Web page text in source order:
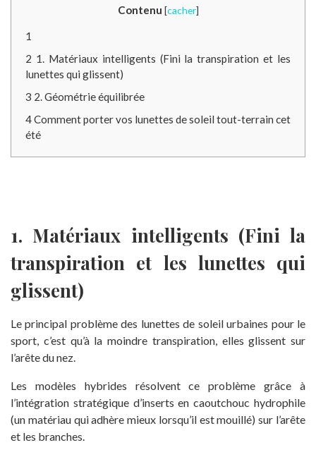
Contenu [cacher]
1
2 1. Matériaux intelligents (Fini la transpiration et les
lunettes qui glissent)
3 2. Géométrie équilibrée
4Comment porter vos lunettes de soleil tout-terrain cet
été
1. Matériaux intelligents (Fini la
transpiration et les lunettes qui
glissent)
Le principal problème des lunettes de soleil urbaines pour le
sport, c’est qu’à la moindre transpiration, elles glissent sur
l’arête du nez.
Les modèles hybrides résolvent ce problème grâce à
l’intégration stratégique d’inserts en caoutchouc hydrophile
(un matériau qui adhère mieux lorsqu’il est mouillé) sur l’arête
et les branches.